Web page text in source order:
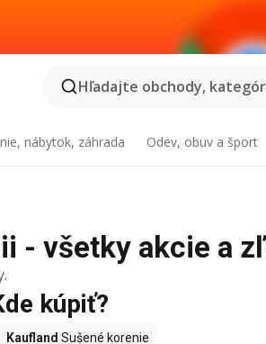
Hľadajte obchody,
nábytok, záhrada Odev, obuv a šport
- všetky akcie a
kúpiť?
Kaufland Sušené korenie